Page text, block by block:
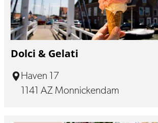
Dolci & Gelati
Haven 17
1141 AZ Monnickendam